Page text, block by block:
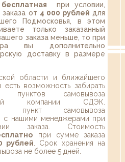
при условии,
от 4 000 рублей для
Подмосковья, в этом
только заказанный
заказа меньше, то при
вы дополнительно
доставку в размере
области и ближайшего
есть возможность забирать
самовывоза
компании СДЭК.
пункт самовывоза
с нашими менеджерами при
заказа. Стоимость
при сумме заказа
рублей. Срок хранения на
не более 5 дней.